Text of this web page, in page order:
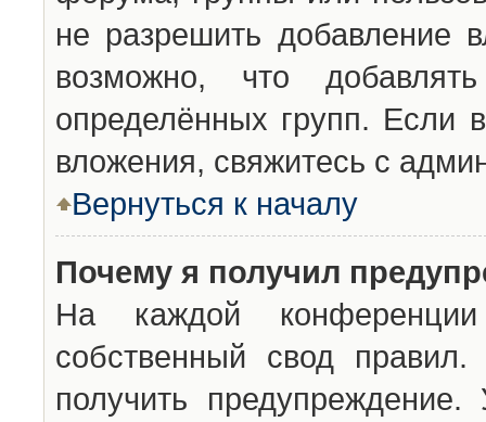
не разрешить добавление
возможно, что
определённых групп. Если
вложения, свяжитесь с
Вернуться к началу
Почему я получил
На каждой конференции
собственный свод
получить